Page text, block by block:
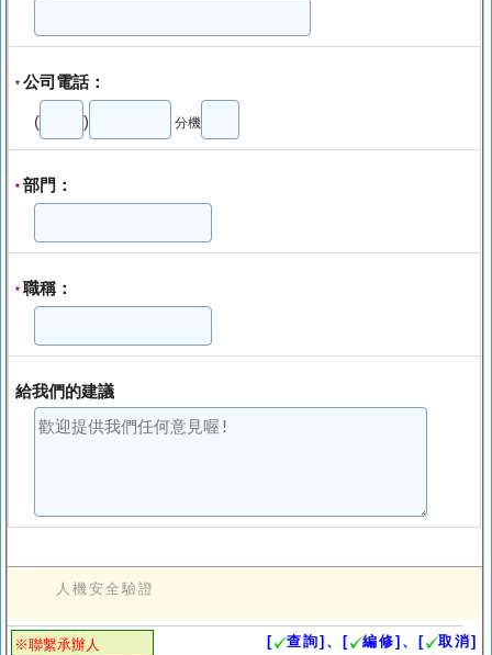
* 公司電話：
( ) 分機
* 部門：
* 職稱：
給我們的建議
人機安全驗證
※聯繫承辦人 [ 查詢]、[ 編修]、[ 取消]